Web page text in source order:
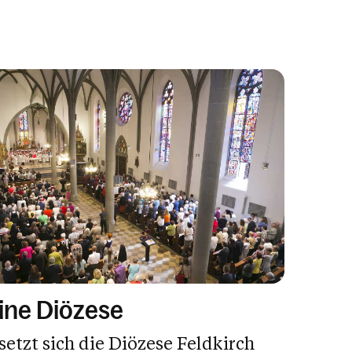
Diözese
sich die Diözese Feldkirch